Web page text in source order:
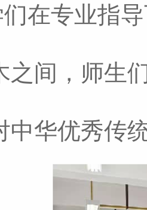
们在专业指
之间，师生
中华优秀传